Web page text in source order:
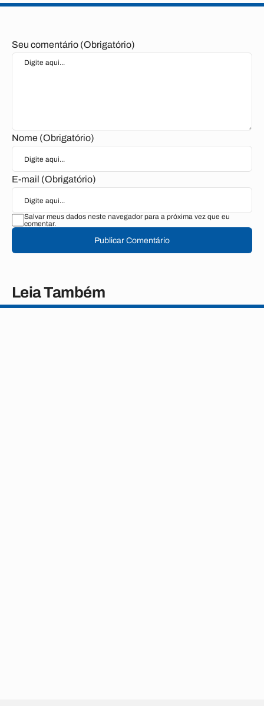
Seu comentário (Obrigatório)
Nome (Obrigatório)
E-mail (Obrigatório)
Salvar meus dados neste navegador para a próxima vez que eu
comentar.
Publicar Comentário
Leia Também